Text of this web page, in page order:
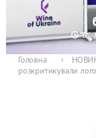
05-
Головна ›
розкритикували